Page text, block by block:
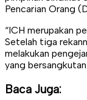
Pencarian Orang
“ICH merupakan
Setelah tiga
melakukan
yang
Baca Juga: